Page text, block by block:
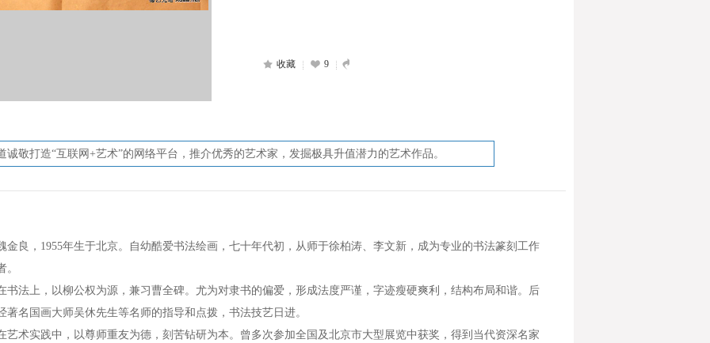
收藏 9
诚敬打造“互联网+艺术”的网络平台，推介优秀的艺术家，发掘极具升值潜力的艺术作品。
金良，1955年生于北京。自幼酷爱书法绘画，七十年代初，从师于徐柏涛、李文新，成为专业的书法篆刻工作
。
书法上，以柳公权为源，兼习曹全碑。尤为对隶书的偏爱，形成法度严谨，字迹瘦硬爽利，结构布局和谐。后
著名国画大师吴休先生等名师的指导和点拨，书法技艺日进。
艺术实践中，以尊师重友为德，刻苦钻研为本。曾多次参加全国及北京市大型展览中获奖，得到当代资深名家